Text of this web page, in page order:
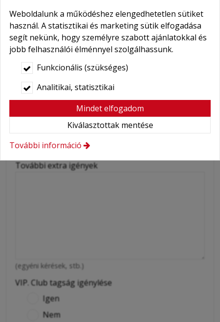
Bébihordozó
Ülésmagasító
Hólánc
Wifi
Idegenvezető
Késői/korai felvétel (18:00 - 08:00)
Késői/korai leadás (18:00 - 08:00)
További extra igények
(egyéni kérések, stb.)
VIP. Club tagság igénylése
Igen
Nem
Weboldalunk a működéshez elengedhetetlen sütiket
használ. A statisztikai és marketing sütik elfogadása
segít nekünk, hogy személyre szabott ajánlatokkal és
jobb felhasználói élménnyel szolgálhassunk.
Funkcionális (szükséges)
Analitikai, statisztikai
Mindet elfogadom
Kiválasztottak mentése
További információ